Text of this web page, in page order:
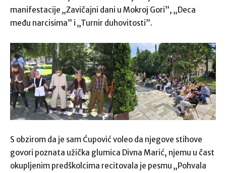
manifestacije „Zavičajni dani u Mokroj Gori”, „Deca
među narcisima” i „Turnir duhovitosti”.
S obzirom da je sam Ćupović voleo da njegove stihove
govori poznata užička glumica Divna Marić, njemu u čast
okupljenim predškolcima recitovala je pesmu „Pohvala